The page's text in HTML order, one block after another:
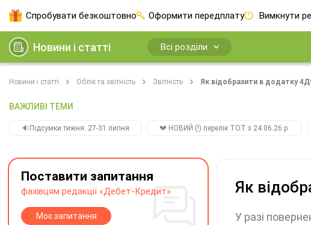
Спробувати безкоштовно Оформити передплату Вимкнути
Новини і статті Всі розділи
Новини і статті Облік та звітність Звітність Як відобразити в додатку
ВАЖЛИВІ ТЕМИ
🔉Підсумки тижня. 27-31 липня 💔 НОВИЙ (!) перелік ТОТ з 24.06.26 р.
Як
У разі
Поставити запитання
фахівцям редакції «Дебет-Кредит»
Моє запитання